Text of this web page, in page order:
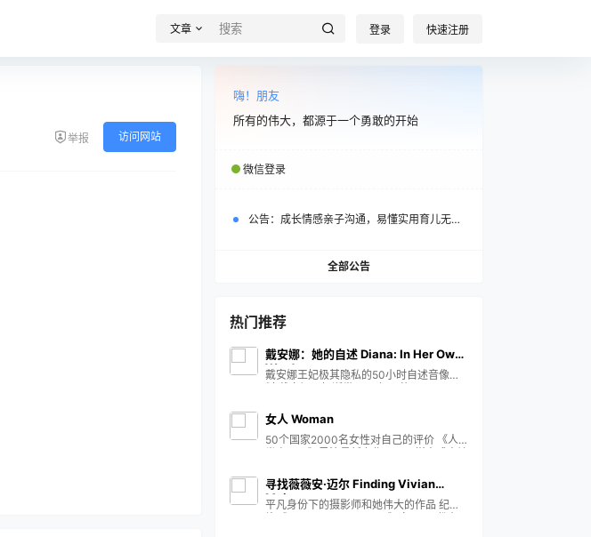
文章 登录 快速注册
举报 访问网站
嗨！朋友
所有的伟大，都源于一个勇敢的开始
微信登录
公告： 成长情感亲子沟通，易懂实用育儿无忧！
全部公告
热门推荐
戴安娜：她的自述 Diana: In Her Own
Words
戴安娜王妃极其隐私的50小时自述音像资
已逝，争论却永无停止…内容来源于戴安娜
王妃极其隐私的50小时自述音像资料，除
了她一生的经历之外，还谈论了许多私人话
娜爱上保镖的内情等，看完之后让人唏嘘不
已！
女人 Woman
50个国家2000名女性对自己的评价 《人
价，构成了一幅巨大且撼动心灵的女性“自
画像”。随着近年性别平权运动越来越多元
化，女性也越来越理解且欣赏自身的能力。
寻找薇薇安·迈尔 Finding Vivian
Maier
平凡身份下的摄影师和她伟大的作品 纪录